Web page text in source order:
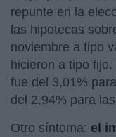
repunte en la
las hipotecas
noviembre a tipo
hicieron a tipo
fue del 3,01%
del 2,94% para
Otro síntoma: el